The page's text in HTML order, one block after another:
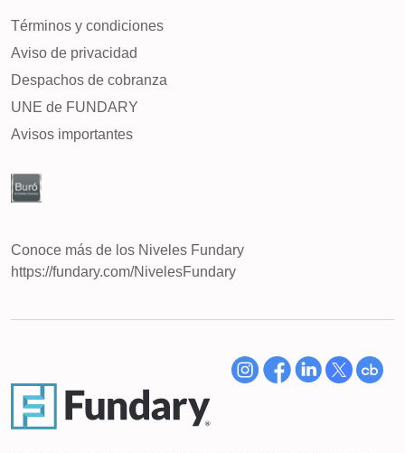
Términos y condiciones
Aviso de privacidad
Despachos de cobranza
UNE de FUNDARY
Avisos importantes
Conoce más de los Niveles Fundary
https://fundary.com/NivelesFundary